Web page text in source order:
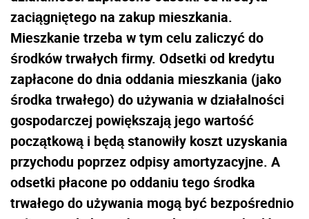
zaciągniętego na zakup mieszkania.
Mieszkanie trzeba w tym celu zaliczyć do
środków trwałych firmy. Odsetki od kredytu
zapłacone do dnia oddania mieszkania (jako
środka trwałego) do używania w działalności
gospodarczej powiększają jego wartość
początkową i będą stanowiły koszt uzyskania
przychodu poprzez odpisy amortyzacyjne. A
odsetki płacone po oddaniu tego środka
trwałego do używania mogą być bezpośrednio